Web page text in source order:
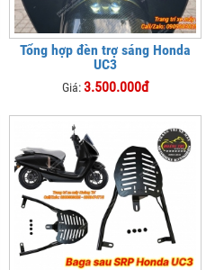
Tổng hợp đèn trợ sáng Honda
UC3
Giá:3.500.000đ